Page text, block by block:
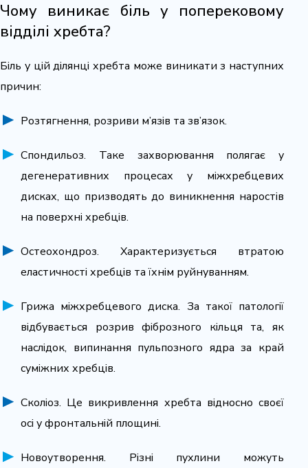
Чому виникає біль у поперековому
відділі хребта?
Біль у цій ділянці хребта може виникати з наступних
причин:
Розтягнення, розриви м’язів та зв’язок.
Спондильоз. Таке захворювання полягає у
дегенеративних процесах у міжхребцевих
дисках, що призводять до виникнення наростів
на поверхні хребців.
Остеохондроз. Характеризується втратою
еластичності хребців та їхнім руйнуванням.
Грижа міжхребцевого диска. За такої патології
відбувається розрив фіброзного кільця та, як
наслідок, випинання пульпозного ядра за край
суміжних хребців.
Сколіоз. Це викривлення хребта відносно своєї
осі у фронтальній площині.
Новоутворення. Різні пухлини можуть